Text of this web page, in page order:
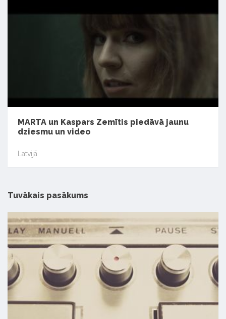
MARTA un Kaspars Zemītis piedāvā jaunu
dziesmu un video
Latvijā
Tuvākais pasākums